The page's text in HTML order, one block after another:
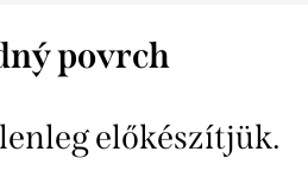
povrch
előkészítjük.